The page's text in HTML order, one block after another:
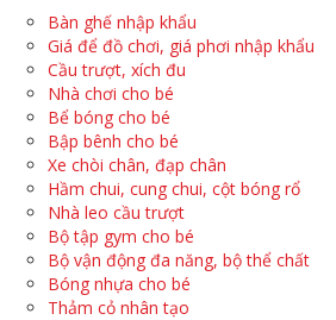
Bàn ghế nhập khẩu
Giá để đồ chơi, giá phơi nhập khẩu
Cầu trượt, xích đu
Nhà chơi cho bé
Bể bóng cho bé
Bập bênh cho bé
Xe chòi chân, đạp chân
Hầm chui, cung chui, cột bóng rổ
Nhà leo cầu trượt
Bộ tập gym cho bé
Bộ vận động đa năng, bộ thể chất
Bóng nhựa cho bé
Thảm cỏ nhân tạo